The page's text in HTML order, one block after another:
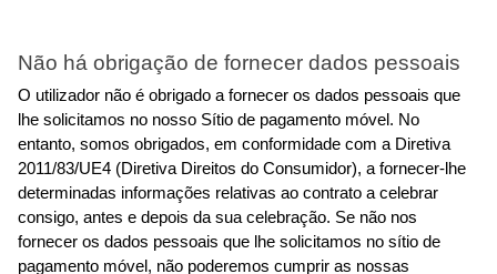
Não há obrigação de fornecer dados pessoais
O utilizador não é obrigado a fornecer os dados pessoais que
lhe solicitamos no nosso Sítio de pagamento móvel. No
entanto, somos obrigados, em conformidade com a Diretiva
2011/83/UE4 (Diretiva Direitos do Consumidor), a fornecer-lhe
determinadas informações relativas ao contrato a celebrar
consigo, antes e depois da sua celebração. Se não nos
fornecer os dados pessoais que lhe solicitamos no sítio de
pagamento móvel, não poderemos cumprir as nossas